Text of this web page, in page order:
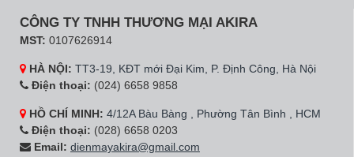
CÔNG TY TNHH THƯƠNG MẠI AKIRA
MST: 0107626914
HÀ NỘI: TT3-19, KĐT mới Đại Kim, P. Định Công, Hà Nội
Điện thoại: (024) 6658 9858
HỒ CHÍ MINH: 4/12A Bàu Bàng , Phường Tân Bình , HCM
Điện thoại: (028) 6658 0203
Email: dienmayakira@gmail.com